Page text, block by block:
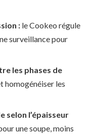
: le Cookeo régule
surveillance pour
les phases de
homogénéiser les
selon l’épaisseur
une soupe, moins